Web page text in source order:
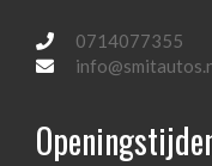
Elektrisch
Elektrisch
0714077355